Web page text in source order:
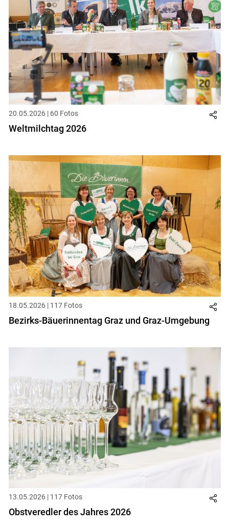
20.05.2026 | 60 Fotos
Weltmilchtag 2026
18.05.2026 | 117 Fotos
Bezirks-Bäuerinnentag Graz und Graz-Umgebung
13.05.2026 | 117 Fotos
Obstveredler des Jahres 2026